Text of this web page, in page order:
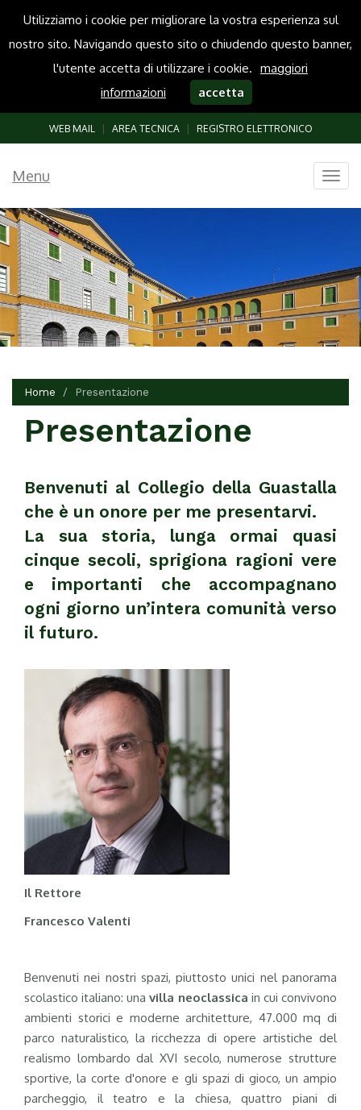
Utilizziamo i cookie per migliorare la vostra esperienza sul
nostro sito. Navigando questo sito o chiudendo questo banner,
l'utente accetta di utilizzare i cookie. maggiori
informazioni
accetta
WEB MAIL AREA TECNICA REGISTRO ELETTRONICO
Menu
Home Presentazione
Presentazione
Benvenuti al Collegio della Guastalla
che è un onore per me presentarvi.
La sua storia, lunga ormai quasi
cinque secoli, sprigiona ragioni vere
e importanti che accompagnano
ogni giorno un’intera comunità verso
il futuro.
Il Rettore
Francesco Valenti
Benvenuti nei nostri spazi, piuttosto unici nel panorama
scolastico italiano: unavilla neoclassica in cui convivono
ambienti storici e moderne architetture, 47.000 mq di
parco naturalistico, la ricchezza di opere artistiche del
realismo lombardo dal XVI secolo, numerose strutture
sportive, la corte d'onore e gli spazi di gioco, un ampio
parcheggio, il teatro e la chiesa, quattro piani di